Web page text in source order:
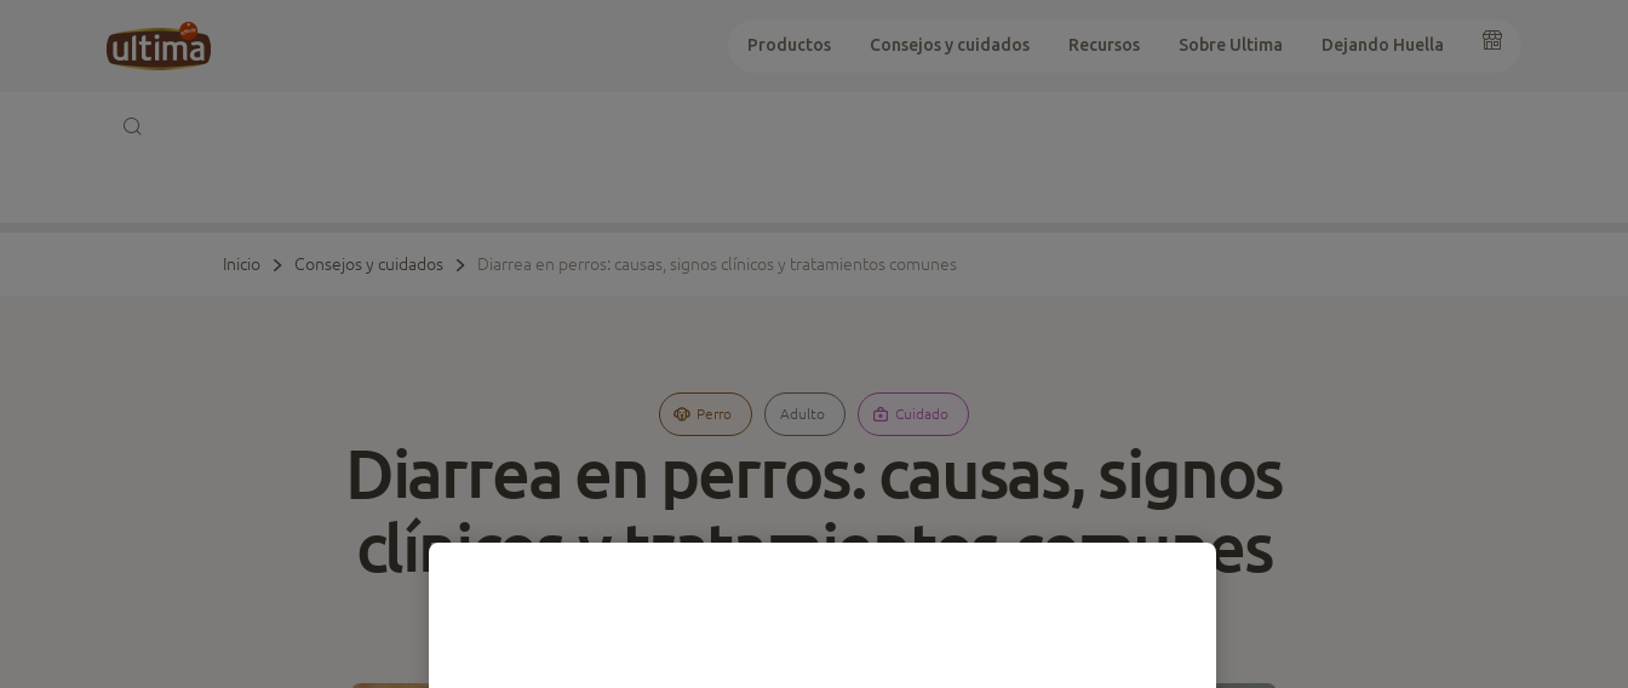
Productos Consejos y cuidados Recursos Sobre Ultima Dejando Huella
Inicio Consejos y cuidados Diarrea en perros: causas, signos clínicos y tratamientos comunes
Perro Adulto Cuidado
Diarrea en perros: causas, signos
clínicos y tratamientos comunes